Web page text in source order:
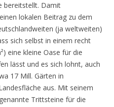
bereitstellt. Damit
lokalen Beitrag zu dem
(ja weltweiten)
sich selbst in einem recht
eine kleine Oase für die
lässt und es sich lohnt, auch
17 Mill. Gärten in
aus. Mit seinem
Trittsteine für die